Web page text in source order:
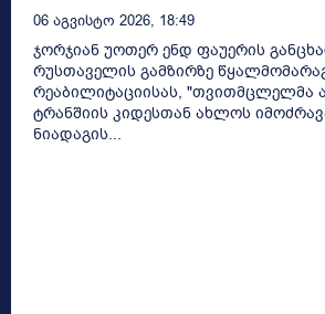
06 Აგვისტო 2026, 18:49
ჯორჯიან უოთერ ენდ ფაუერის განცხადებით,
რუსთაველის გამზირზე
რეაბილიტაციისას, "თვითმცლელმა
ტრანშიის კიდესთან ახლოს
ნიადაგის...